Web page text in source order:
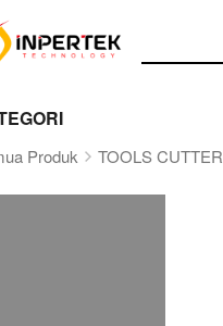
Produk
TOOLS CUTTER